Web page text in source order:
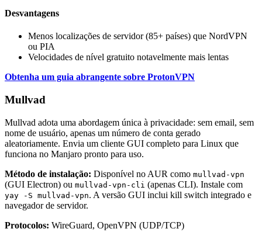
Desvantagens
Menos localizações de servidor (85+ países) que NordVPN
ou PIA
Velocidades de nível gratuito notavelmente mais lentas
Obtenha um guia abrangente sobre ProtonVPN
Mullvad
Mullvad adota uma abordagem única à privacidade: sem email, sem
nome de usuário, apenas um número de conta gerado
aleatoriamente. Envia um cliente GUI completo para Linux que
funciona no Manjaro pronto para uso.
Método de instalação: Disponível no AUR como mullvad-vpn
(GUI Electron) ou mullvad-vpn-cli (apenas CLI). Instale com
yay -S mullvad-vpn. A versão GUI inclui kill switch integrado e
navegador de servidor.
Protocolos: WireGuard, OpenVPN (UDP/TCP)